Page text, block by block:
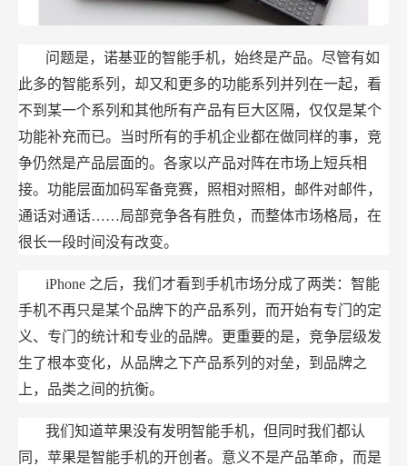
问题是，诺基亚的智能手机，始终是产品。尽管有如
此多的智能系列，却又和更多的功能系列并列在一起，看
不到某一个系列和其他所有产品有巨大区隔，仅仅是某个
功能补充而已。当时所有的手机企业都在做同样的事，竞
争仍然是产品层面的。各家以产品对阵在市场上短兵相
接。功能层面加码军备竞赛，照相对照相，邮件对邮件，
通话对通话……局部竞争各有胜负，而整体市场格局，在
很长一段时间没有改变。
iPhone 之后，我们才看到手机市场分成了两类：智能
手机不再只是某个品牌下的产品系列，而开始有专门的定
义、专门的统计和专业的品牌。更重要的是，竞争层级发
生了根本变化，从品牌之下产品系列的对垒，到品牌之
上，品类之间的抗衡。
我们知道苹果没有发明智能手机，但同时我们都认
同，苹果是智能手机的开创者。意义不是产品革命，而是